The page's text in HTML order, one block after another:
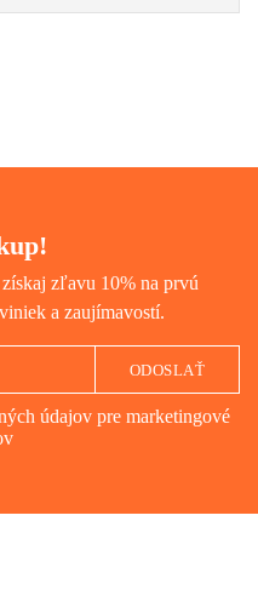
získaj zľavu 10% na prvú
a zaujímavostí.
údajov pre marketingové
ODOSLAŤ